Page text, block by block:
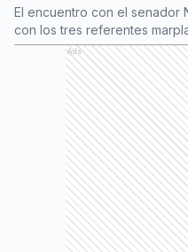
El encuentro con el senador
con los tres referentes
Ads